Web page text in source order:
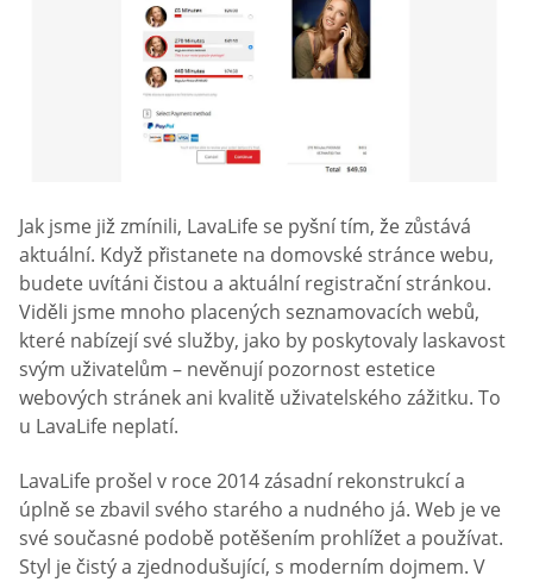
Jak jsme již zmínili, LavaLife se pyšní tím, že zůstává
aktuální. Když přistanete na domovské stránce webu,
budete uvítáni čistou a aktuální registrační stránkou.
Viděli jsme mnoho placených seznamovacích webů,
které nabízejí své služby, jako by poskytovaly laskavost
svým uživatelům – nevěnují pozornost estetice
webových stránek ani kvalitě uživatelského zážitku. To
u LavaLife neplatí.
LavaLife prošel v roce 2014 zásadní rekonstrukcí a
úplně se zbavil svého starého a nudného já. Web je ve
své současné podobě potěšením prohlížet a používat.
Styl je čistý a zjednodušující, s moderním dojmem. V